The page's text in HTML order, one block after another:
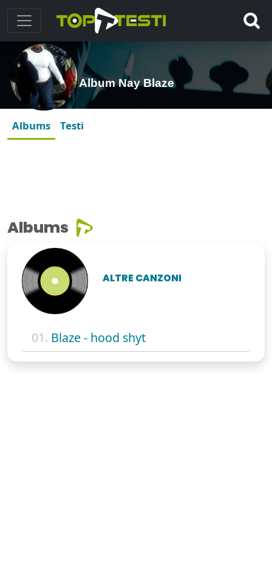
Album Nay Blaze
Albums Testi
Albums
ALTRE CANZONI
01. Blaze - hood shyt